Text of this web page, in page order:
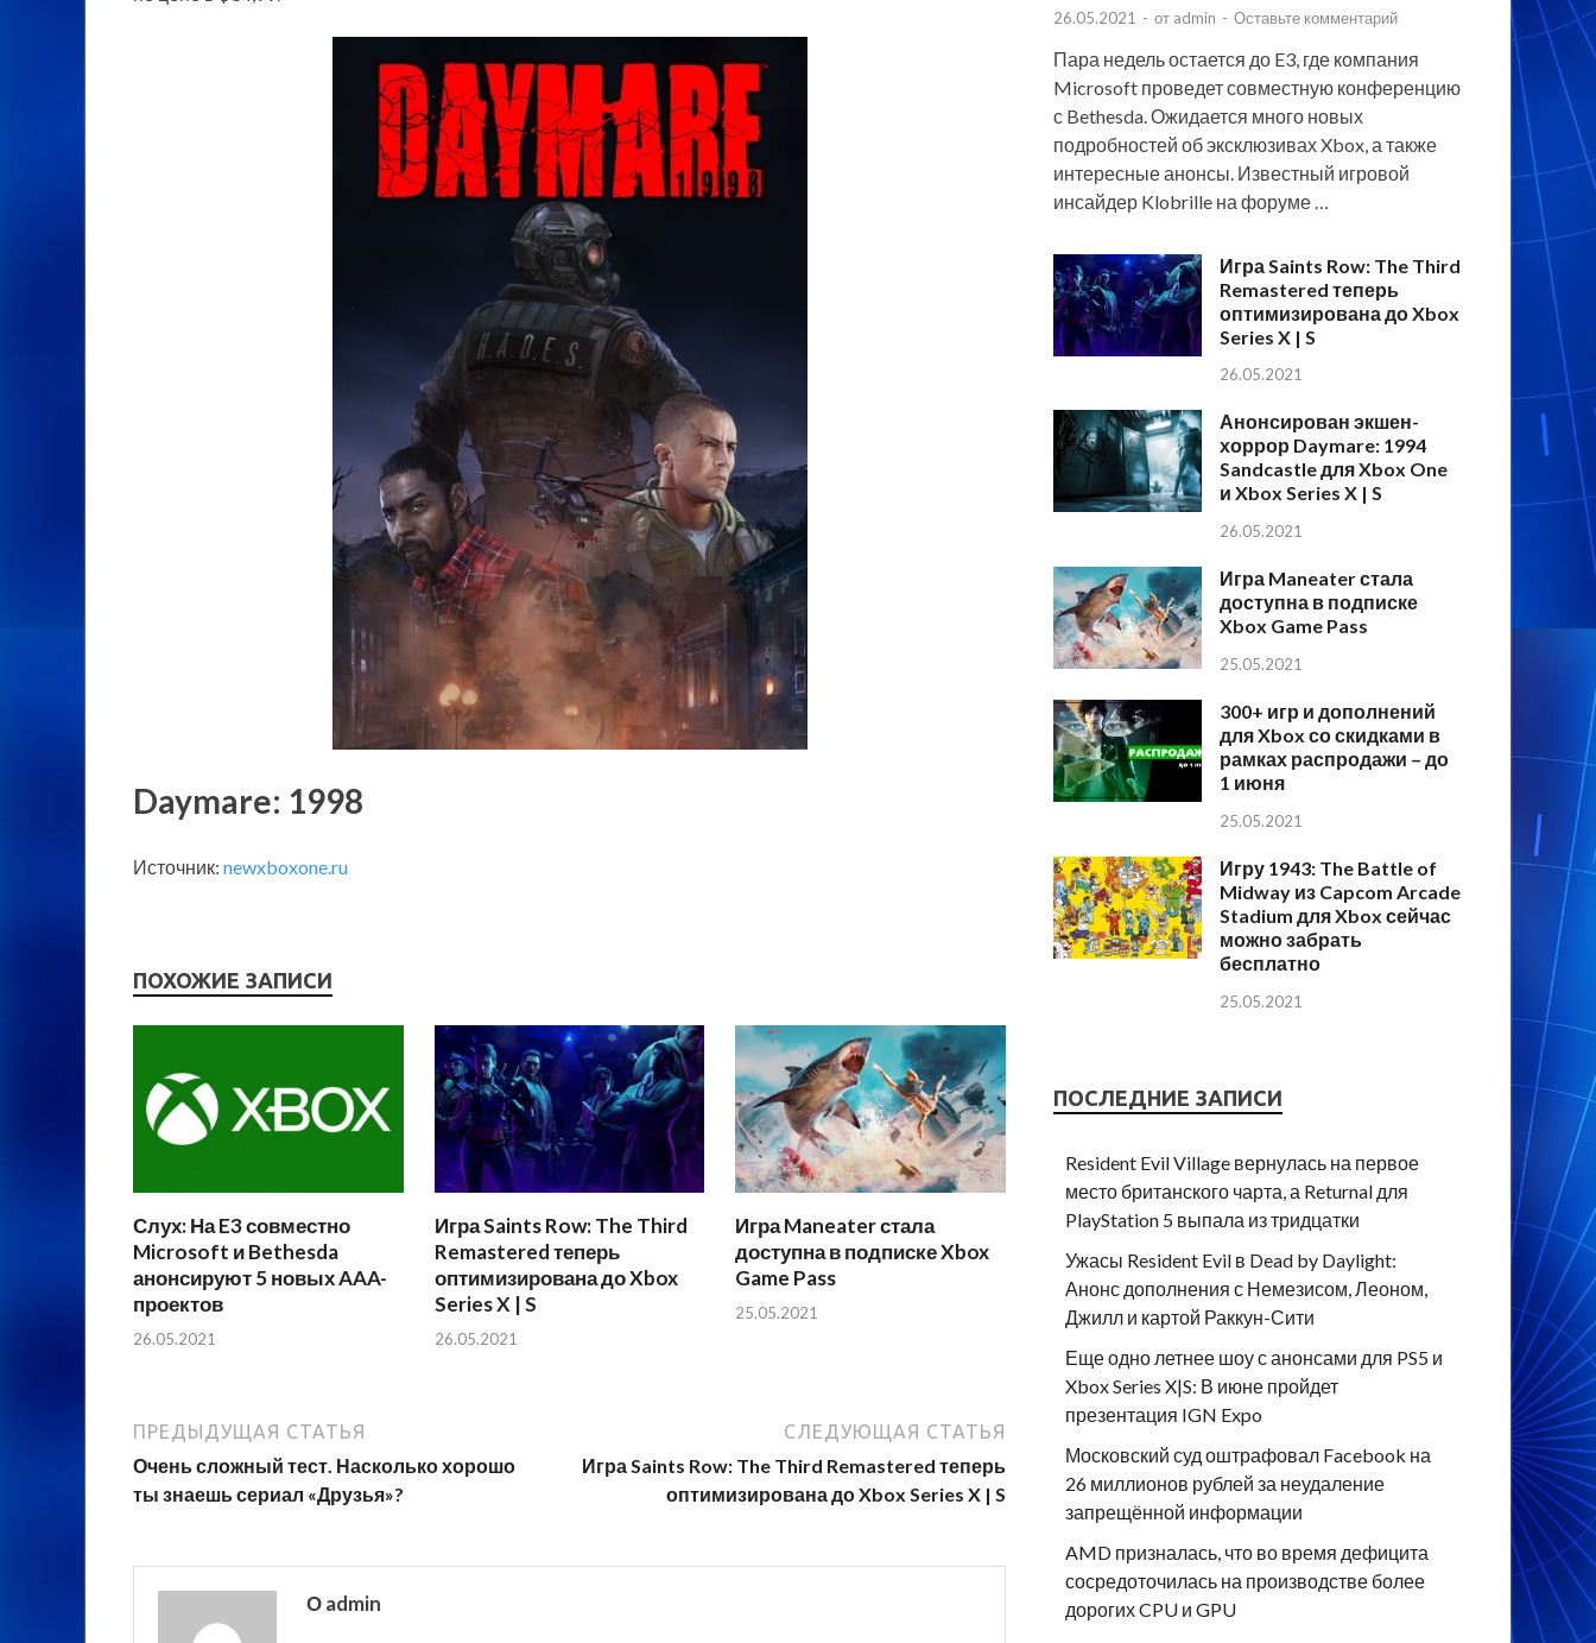
Daymare: 1998
Источник: newxboxone.ru
ПОХОЖИЕ ЗАПИСИ
Слух: На E3 совместно
Microsoft и Bethesda
анонсируют 5 новых AAA-
проектов
26.05.2021
Игра Saints Row: The Third
Remastered теперь
оптимизирована до Xbox
Series X | S
26.05.2021
Игра Maneater стала
доступна в подписке Xbox
Game Pass
25.05.2021
ПРЕДЫДУЩАЯ СТАТЬЯ
Очень сложный тест. Насколько хорошо
ты знаешь сериал «Друзья»?
СЛЕДУЮЩАЯ СТАТЬЯ
Игра Saints Row: The Third Remastered теперь
оптимизирована до Xbox Series X | S
О admin
26.05.2021 - от admin - Оставьте комментарий
Пара недель остается до E3, где компания
Microsoft проведет совместную конференцию
с Bethesda. Ожидается много новых
подробностей об эксклюзивах Xbox, а также
интересные анонсы. Известный игровой
инсайдер Klobrille на форуме …
Игра Saints Row: The Third
Remastered теперь
оптимизирована до Xbox
Series X | S
26.05.2021
Анонсирован экшен-
хоррор Daymare: 1994
Sandcastle для Xbox One
и Xbox Series X | S
26.05.2021
Игра Maneater стала
доступна в подписке
Xbox Game Pass
25.05.2021
300+ игр и дополнений
для Xbox со скидками в
рамках распродажи – до
1 июня
25.05.2021
Игру 1943: The Battle of
Midway из Capcom Arcade
Stadium для Xbox сейчас
можно забрать
бесплатно
25.05.2021
ПОСЛЕДНИЕ ЗАПИСИ
Resident Evil Village вернулась на первое
место британского чарта, а Returnal для
PlayStation 5 выпала из тридцатки
Ужасы Resident Evil в Dead by Daylight:
Анонс дополнения с Немезисом, Леоном,
Джилл и картой Раккун-Сити
Еще одно летнее шоу с анонсами для PS5 и
Xbox Series X|S: В июне пройдет
презентация IGN Expo
Московский суд оштрафовал Facebook на
26 миллионов рублей за неудаление
запрещённой информации
AMD призналась, что во время дефицита
сосредоточилась на производстве более
дорогих CPU и GPU